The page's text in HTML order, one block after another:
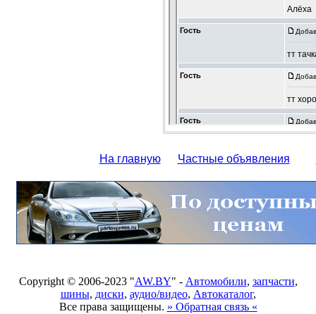
На главную Частные объявления
Copyright © 2006-2023 "AW.BY" - Автомобили, запчасти,
шины, диски, аудио/видео, Автокаталог,
Все права защищены. » Обратная связь «